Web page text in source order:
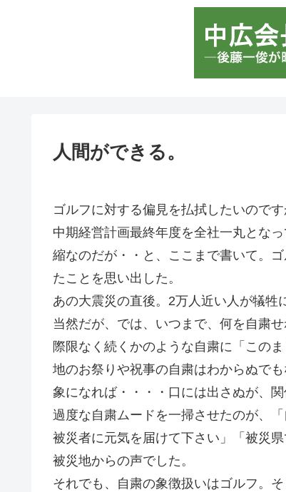
人間ができる。
ゴルフに対する偏見を払拭したいのです
中期経営計画最終年度を全社一丸とな
縮なのだが・・と、ここまで書いて。
たことを思い出した。
あの大震災の直後。2万人近い人が犠牲
当然だが、では、いつまで、何を自粛
際限なく続くかのような自粛に「この
地のお祭りや祝事の自粛はわからぬで
象になれば・・・・口には出さぬが、関
過度な自粛ムードを一掃させたのが、
被災者に元気を届けて下さい」「被災
被災地からの声でした。
それでも、自粛の象徴扱いはゴルフ。